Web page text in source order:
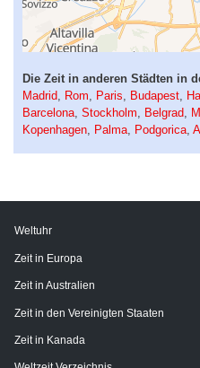
Die Zeit in anderen Städten in
Madrid
Rom Paris Budapest
Barcelona Stockholm Belgrad
Kopenhagen
Palma Podgorica
Weltuhr
Zeit in Europa
Zeit in Australien
Zeit in den Vereinigten Staaten
Zeit in Kanada